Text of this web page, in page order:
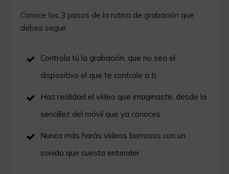
Conoce los 3 pasos de la rutina de grabación que
debes seguir
Controla tú la grabación, que no sea el
dispositivo el que te controle a ti
Haz realidad el vídeo que imaginaste, desde la
sencillez del móvil que ya conoces
Nunca más harás vídeos borrosos con un
sonido que cuesta entender